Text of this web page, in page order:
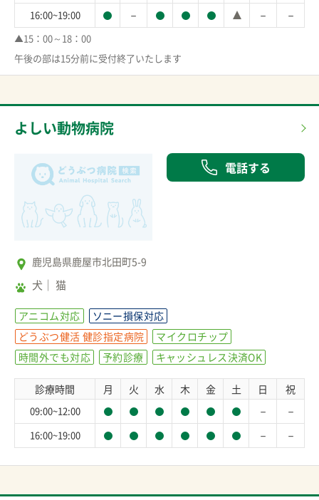
16:00~19:00 － － －
▲15：00～18：00
午後の部は15分前に受付終了いたします
よしい動物病院
電話する
鹿児島県鹿屋市北田町5-9
犬 猫
アニコム対応
ソニー損保対応
どうぶつ健活 健診指定病院
マイクロチップ
時間外でも対応
予約診療 キャッシュレス決済OK
診療時間 月 火 水 木 金 土 日 祝
09:00~12:00 － －
16:00~19:00 － －